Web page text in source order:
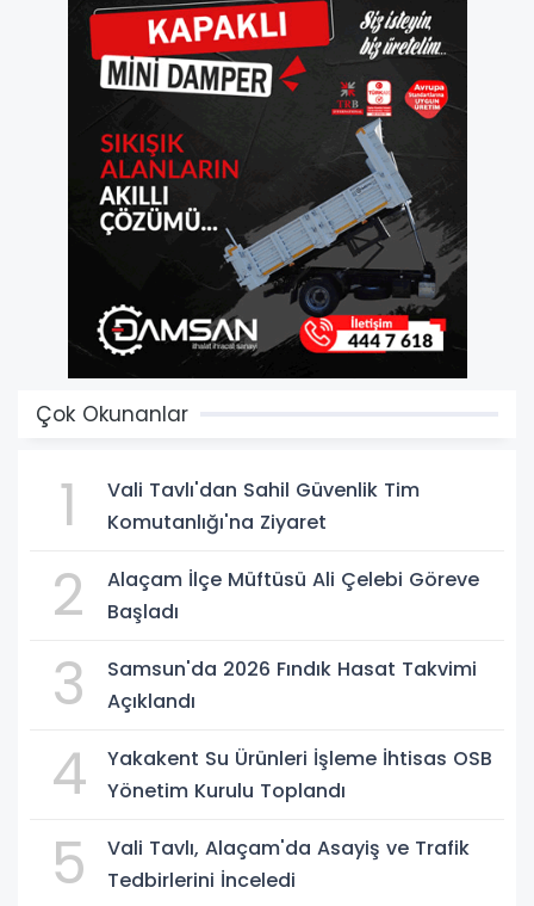
Çok Okunanlar
1
Vali Tavlı'dan Sahil Güvenlik Tim
Komutanlığı'na Ziyaret
2
Alaçam İlçe Müftüsü Ali Çelebi Göreve
Başladı
3
Samsun'da 2026 Fındık Hasat Takvimi
Açıklandı
4
Yakakent Su Ürünleri İşleme İhtisas OSB
Yönetim Kurulu Toplandı
5
Vali Tavlı, Alaçam'da Asayiş ve Trafik
Tedbirlerini İnceledi